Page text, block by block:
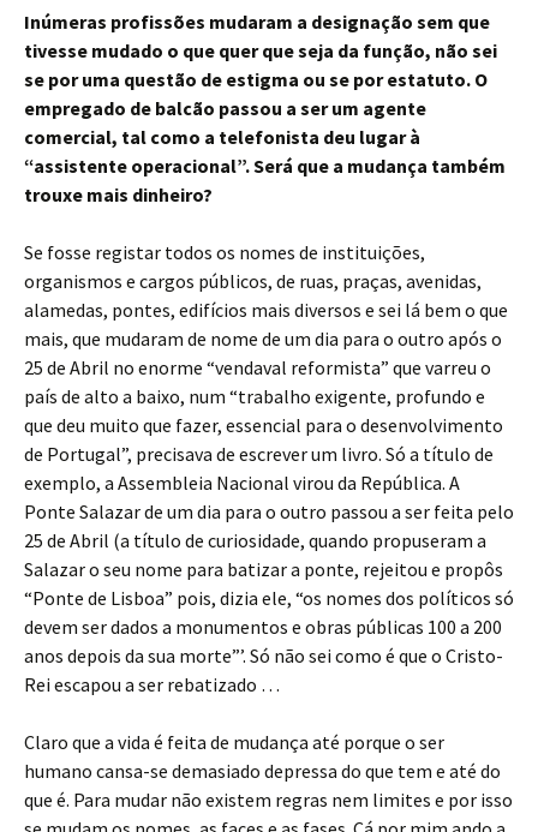
Inúmeras profissões mudaram a designação sem que
tivesse mudado o que quer que seja da função, não sei
se por uma questão de estigma ou se por estatuto. O
empregado de balcão passou a ser um agente
comercial, tal como a telefonista deu lugar à
“assistente operacional”. Será que a mudança também
trouxe mais dinheiro?
Se fosse registar todos os nomes de instituições,
organismos e cargos públicos, de ruas, praças, avenidas,
alamedas, pontes, edifícios mais diversos e sei lá bem o que
mais, que mudaram de nome de um dia para o outro após o
25 de Abril no enorme “vendaval reformista” que varreu o
país de alto a baixo, num “trabalho exigente, profundo e
que deu muito que fazer, essencial para o desenvolvimento
de Portugal”, precisava de escrever um livro. Só a título de
exemplo, a Assembleia Nacional virou da República. A
Ponte Salazar de um dia para o outro passou a ser feita pelo
25 de Abril (a título de curiosidade, quando propuseram a
Salazar o seu nome para batizar a ponte, rejeitou e propôs
“Ponte de Lisboa” pois, dizia ele, “os nomes dos políticos só
devem ser dados a monumentos e obras públicas 100 a 200
anos depois da sua morte”’. Só não sei como é que o Cristo-
Rei escapou a ser rebatizado …
Claro que a vida é feita de mudança até porque o ser
humano cansa-se demasiado depressa do que tem e até do
que é. Para mudar não existem regras nem limites e por isso